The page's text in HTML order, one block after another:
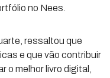
no Nees.
ressaltou que
e que vão contribuir
o melhor livro digital,